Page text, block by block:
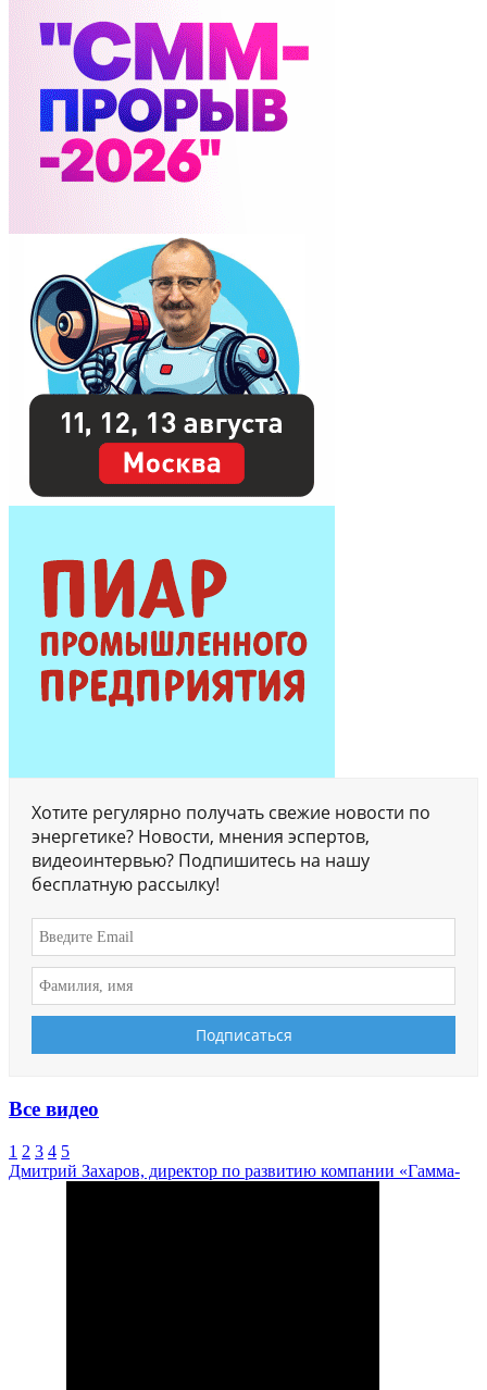
Хотите регулярно получать свежие новости по
энергетике? Новости, мнения эспертов,
видеоинтервью? Подпишитесь на нашу
бесплатную рассылку!
Все видео
1 2 3 4 5
Дмитрий Захаров, директор по развитию компании «Гамма-